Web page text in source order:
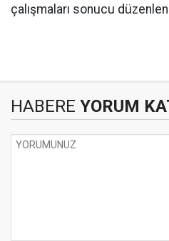
çalışmaları sonucu
HABERE YORUM